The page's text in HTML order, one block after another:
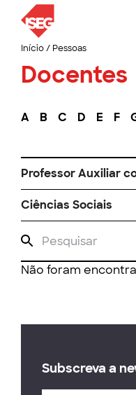
Início/ Pessoas
Docentes
A B C D E F
Professor Auxiliar
Ciências Sociais
Não foram
Subscreva a